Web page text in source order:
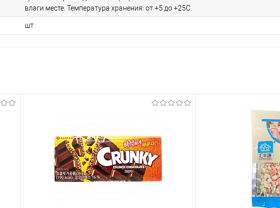
влаги месте. Температура хранения: от +5 до +25С.
шт